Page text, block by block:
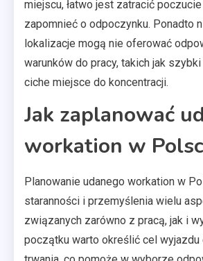
miejscu, łatwo jest zatracić
zapomnieć o odpoczynku. Ponadto
lokalizacje mogą nie oferować
warunków do pracy, takich jak
ciche miejsce do koncentracji.
Jak zaplanować
workation w
Planowanie udanego workation w
staranności i przemyślenia wielu
związanych zarówno z pracą, jak i
początku warto określić cel wyjazdu